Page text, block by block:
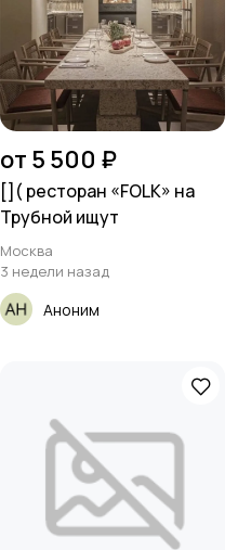
от 5 500 ₽
[​]( ресторан «FOLK» на
Трубной ищут
Москва
3 недели назад
Аноним